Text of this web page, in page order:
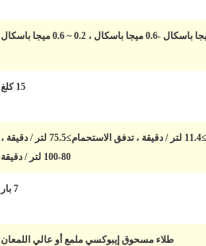
15 كلغ
تدفق غسل العين≥11.4 لتر / دقيقة ، تدفق الاستحمام≥75.5 لتر / دقيقة ،
80-100 لتر / دقيقة
7 بار
طلاء مسحوق إيبوكسي ملمع أو عالي اللمعان